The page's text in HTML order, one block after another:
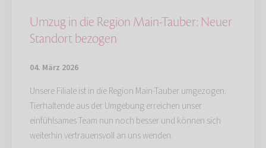
Umzug in die Region Main-Tauber: Neuer
Standort bezogen
04. März 2026
Unsere Filiale ist in die Region Main-Tauber umgezogen.
Tierhaltende aus der Umgebung erreichen unser
einfühlsames Team nun noch besser und können sich
weiterhin vertrauensvoll an uns wenden.